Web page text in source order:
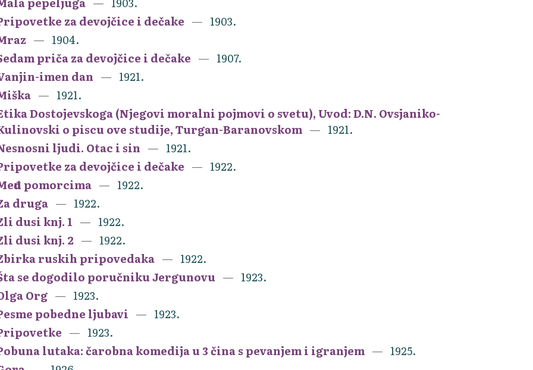
za devojčice i dečake
1903.
1904.
priča za devojčice i dečake
1907.
imen dan
1921.
1921.
Dostojevskoga (Njegovi moralni pojmovi o svetu), Uvod: D.N. Ovsjaniko-
o piscu ove studije, Turgan-Baranovskom
1921.
ljudi. Otac i sin
1921.
za devojčice i dečake
1922.
pomorcima
1922.
druga
1922.
dusi knj. 1
1922.
dusi knj. 2
1922.
ruskih pripovedaka
1922.
se dogodilo poručniku Jergunovu
1923.
Org
1923.
pobedne ljubavi
1923.
1923.
lutaka: čarobna komedija u 3 čina s pevanjem i igranjem
1925.